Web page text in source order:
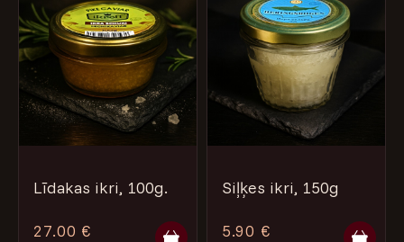
Līdakas ikri, 100g.
27.00 €
Siļķes ikri, 150g
5.90 €